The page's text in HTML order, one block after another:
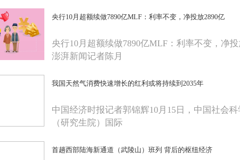
央行10月超额续做7890亿MLF：利率不变，净投放2890亿
央行10月超额续做7890亿MLF：利率不变，净投
澎湃新闻记者陈月
我国天然气消费快速增长的红利或将持续到2035年
中国经济时报记者郭锦辉10月15日，中国社会
（研究生院）国际
首趟西部陆海新通道（武陵山）班列 背后的枢纽经济